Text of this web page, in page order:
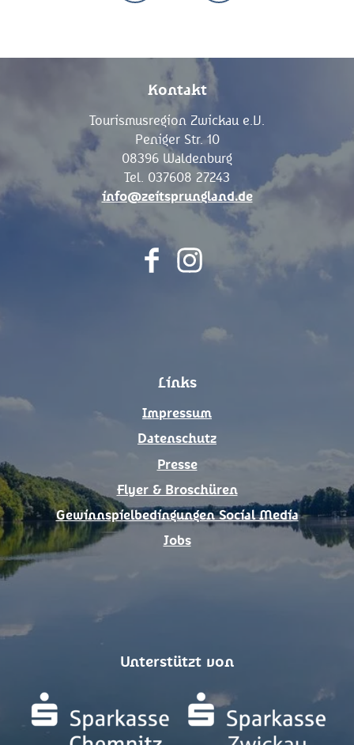
Kontakt
Tourismusregion Zwickau e.V.
Peniger Str. 10
08396 Waldenburg
Tel. 037608 27243
info@zeitsprungland.de
o
k
a
Links
Impressum
Datenschutz
Presse
Flyer & Broschüren
Gewinnspielbedingungen Social Media
Jobs
Unterstützt von